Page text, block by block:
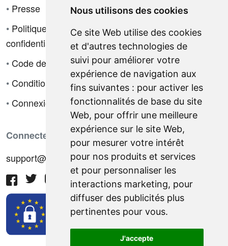
Nous utilisons des cookies
Ce site Web utilise des cookies
et d'autres technologies de
suivi pour améliorer votre
expérience de navigation aux
fins suivantes : pour activer les
fonctionnalités de base du site
Web, pour offrir une meilleure
expérience sur le site Web,
pour mesurer votre intérêt
pour nos produits et services
et pour personnaliser les
interactions marketing, pour
diffuser des publicités plus
pertinentes pour vous.
J'accepte
• Presse
• Politique de
confidentialité
• Code de déontologie
• Conditions de vente
• Connexion
Connectez-vous avec nous
support@hiringnotes.com